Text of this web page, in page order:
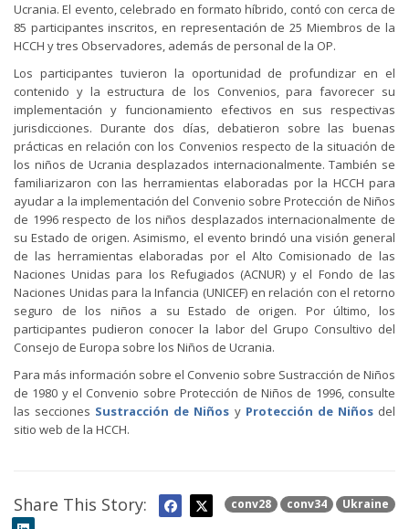
Ucrania. El evento, celebrado en formato híbrido, contó con cerca de
85 participantes inscritos, en representación de 25 Miembros de la
HCCH y tres Observadores, además de personal de la OP.
Los participantes tuvieron la oportunidad de profundizar en el
contenido y la estructura de los Convenios, para favorecer su
implementación y funcionamiento efectivos en sus respectivas
jurisdicciones. Durante dos días, debatieron sobre las buenas
prácticas en relación con los Convenios respecto de la situación de
los niños de Ucrania desplazados internacionalmente. También se
familiarizaron con las herramientas elaboradas por la HCCH para
ayudar a la implementación del Convenio sobre Protección de Niños
de 1996 respecto de los niños desplazados internacionalmente de
su Estado de origen. Asimismo, el evento brindó una visión general
de las herramientas elaboradas por el Alto Comisionado de las
Naciones Unidas para los Refugiados (ACNUR) y el Fondo de las
Naciones Unidas para la Infancia (UNICEF) en relación con el retorno
seguro de los niños a su Estado de origen. Por último, los
participantes pudieron conocer la labor del Grupo Consultivo del
Consejo de Europa sobre los Niños de Ucrania.
Para más información sobre el Convenio sobre Sustracción de Niños
de 1980 y el Convenio sobre Protección de Niños de 1996, consulte
las secciones Sustracción de Niños y Protección de Niñosdel
sitio web de la HCCH.
conv28 conv34 Ukraine
Share This Story: